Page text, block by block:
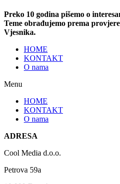
Preko 10 godina pišemo o
Teme obrađujemo prema
Vjesnika.
HOME
KONTAKT
O nama
Menu
HOME
KONTAKT
O nama
ADRESA
Cool Media d.o.o.
Petrova 59a